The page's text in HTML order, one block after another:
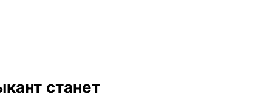
станет